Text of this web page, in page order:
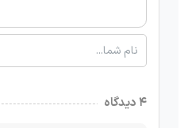
۴ دیدگاه